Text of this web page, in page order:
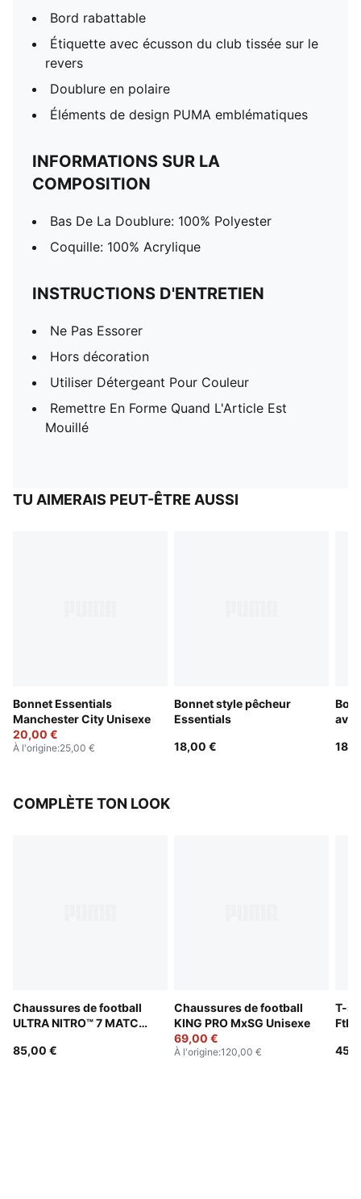
Bord rabattable
Étiquette avec écusson du club tissée sur le
revers
Doublure en polaire
Éléments de design PUMA emblématiques
INFORMATIONS SUR LA
COMPOSITION
Bas De La Doublure: 100% Polyester
Coquille: 100% Acrylique
INSTRUCTIONS D'ENTRETIEN
Ne Pas Essorer
Hors décoration
Utiliser Détergeant Pour Couleur
Remettre En Forme Quand L'Article Est
Mouillé
TU AIMERAIS PEUT-ÊTRE AUSSI
Bonnet Essentials
Manchester City Unisexe
20,00 €
À l'origine:25,00 €
Bonnet style pêcheur
Essentials
18,00 €
COMPLÈTE TON LOOK
Chaussures de football
ULTRA NITRO™ 7 MATCH
85,00 €
Chaussures de football
KING PRO MxSG Unisexe
69,00 €
À l'origine:120,00 €
T-